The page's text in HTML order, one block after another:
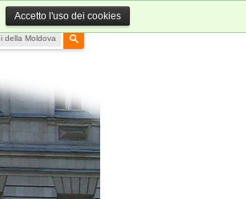
della Moldova
Accetto l'uso dei cookies